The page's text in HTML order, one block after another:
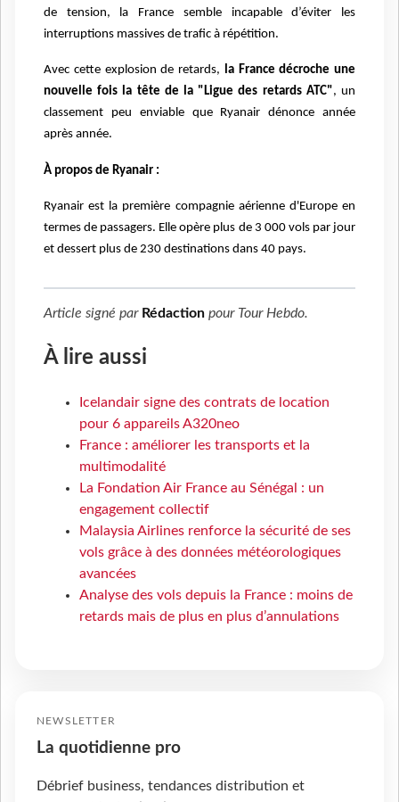
de tension, la France semble incapable d’éviter les
interruptions massives de trafic à répétition.
Avec cette explosion de retards, la France décroche une
nouvelle fois la tête de la "Ligue des retards ATC", un
classement peu enviable que Ryanair dénonce année
après année.
À propos de Ryanair :
Ryanair est la première compagnie aérienne d'Europe en
termes de passagers. Elle opère plus de 3 000 vols par jour
et dessert plus de 230 destinations dans 40 pays.
Article signé par Rédaction pour Tour Hebdo.
À lire aussi
Icelandair signe des contrats de location
pour 6 appareils A320neo
France : améliorer les transports et la
multimodalité
La Fondation Air France au Sénégal : un
engagement collectif
Malaysia Airlines renforce la sécurité de ses
vols grâce à des données météorologiques
avancées
Analyse des vols depuis la France : moins de
retards mais de plus en plus d’annulations
NEWSLETTER
La quotidienne pro
Débrief business, tendances distribution et